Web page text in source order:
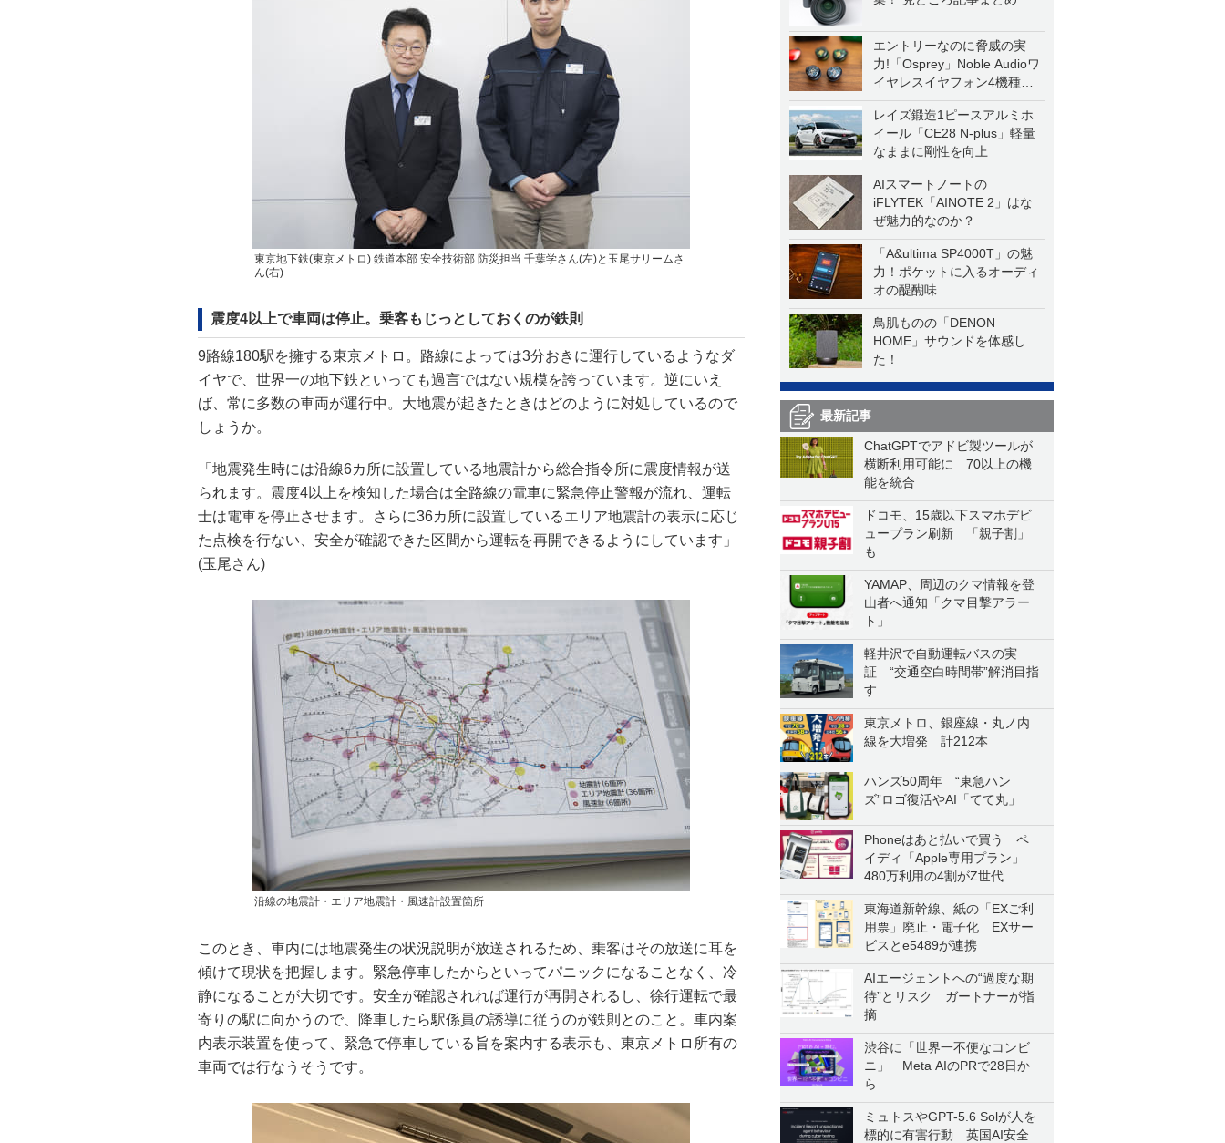
エントリーなのに脅威の実
力!「Osprey」Noble Audioワ
イヤレスイヤフォン4機種を
一気に聴く
レイズ鍛造1ピースアルミホ
イール「CE28 N-plus」軽量
なままに剛性を向上
AIスマートノートの
iFLYTEK「AINOTE 2」はな
ぜ魅力的なのか？
「A&ultima SP4000T」の魅
力！ポケットに入るオーディ
オの醍醐味
鳥肌ものの「DENON
HOME」サウンドを体感し
た！
最新記事
ChatGPTでアドビ製ツールが
横断利用可能に 70以上の機
能を統合
ドコモ、15歳以下スマホデビ
ュープラン刷新 「親子割」
も
YAMAP、周辺のクマ情報を登
山者へ通知「クマ目撃アラー
ト」
軽井沢で自動運転バスの実
証 “交通空白時間帯”解消目指
す
東京メトロ、銀座線・丸ノ内
線を大増発 計212本
ハンズ50周年 “東急ハン
ズ”ロゴ復活やAI「てて丸」
Phoneはあと払いで買う ペ
イディ「Apple専用プラン」
480万利用の4割がZ世代
東海道新幹線、紙の「EXご利
用票」廃止・電子化 EXサー
ビスとe5489が連携
AIエージェントへの“過度な期
待”とリスク ガートナーが指
摘
渋谷に「世界一不便なコンビ
ニ」 Meta AIのPRで28日か
ら
ミュトスやGPT-5.6 Solが人を
標的に有害行動 英国AI安全
東京地下鉄(東京メトロ) 鉄道本部 安全技術部 防災担当 千葉学さん(左)と玉尾サリームさ
ん(右)
震度4以上で車両は停止。乗客もじっとしておくのが鉄則
9路線180駅を擁する東京メトロ。路線によっては3分おきに運行しているようなダ
イヤで、世界一の地下鉄といっても過言ではない規模を誇っています。逆にいえ
ば、常に多数の車両が運行中。大地震が起きたときはどのように対処しているので
しょうか。
「地震発生時には沿線6カ所に設置している地震計から総合指令所に震度情報が送
られます。震度4以上を検知した場合は全路線の電車に緊急停止警報が流れ、運転
士は電車を停止させます。さらに36カ所に設置しているエリア地震計の表示に応じ
た点検を行ない、安全が確認できた区間から運転を再開できるようにしています」
(玉尾さん)
沿線の地震計・エリア地震計・風速計設置箇所
このとき、車内には地震発生の状況説明が放送されるため、乗客はその放送に耳を
傾けて現状を把握します。緊急停車したからといってパニックになることなく、冷
静になることが大切です。安全が確認されれば運行が再開されるし、徐行運転で最
寄りの駅に向かうので、降車したら駅係員の誘導に従うのが鉄則とのこと。車内案
内表示装置を使って、緊急で停車している旨を案内する表示も、東京メトロ所有の
車両では行なうそうです。